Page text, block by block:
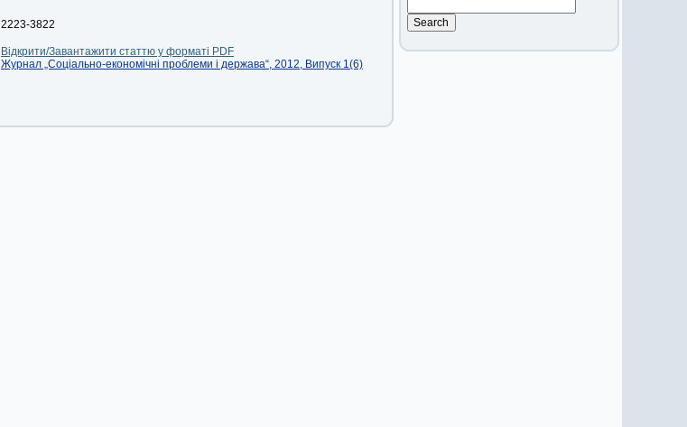
2223-3822
Відкрити/Завантажити статтю у форматі PDF
Журнал „Соціально-економічні проблеми і держава“, 2012, Випуск 1(6)